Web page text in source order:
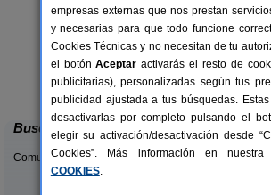
Horta de Arriba
Sobrado (A Coruña)
Buscar
Comunidades:
empresas externas que nos prestan
y necesarias para que todo funcione
Cookies Técnicas y no necesitan de tu
el botónAceptar activarás el resto de
publicitarias), personalizadas según tus
publicidad ajustada a tus búsquedas.
desactivarlas por completo pulsando el
elegir su activación/desactivación desde
Cookies”. Más información en nuestra
COOKIES.